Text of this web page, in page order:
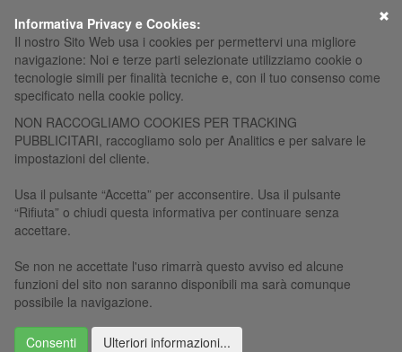
Informativa Privacy e Cookies:
Il nostro Sito Web usa i cookies per permettervi una migliore
navigazione: Noi e terze parti selezionate utilizziamo cookie o
tecnologie simili per finalità tecniche e, con il tuo consenso come
specificato nella cookie policy.
NON RACCOGLIAMO COOKIES PER TRACKING
PUBBLICITARI, raccogliamo solo per Analitics e per salvare le
impostazioni del cliente.
Usa il pulsante “Accetta” per acconsentire. Usa il pulsante
“Rifiuta” o chiudi questa informativa per continuare senza
accettare.
Se non ne accettate l'uso rimarrà questo avviso ed alcune
funzioni del sito non saranno disponibili ma sarà comunque
possibile la navigazione.
Consenti Ulteriori informazioni...
×